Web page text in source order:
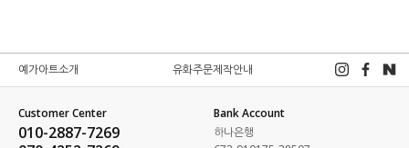
예가아트소개 유화주문제작안내
Customer Center
010-2887-7269
Bank Account
하나은행